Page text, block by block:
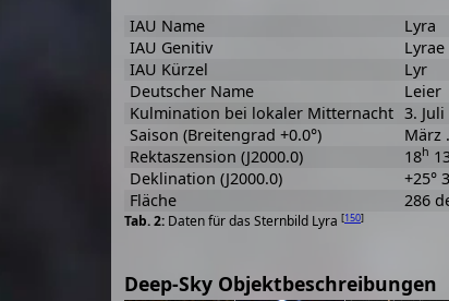
Daten für das Sternbild Lyra [150]
IAU Name
Lyra
IAU Genitiv
Lyrae
IAU Kürzel
Lyr
Deutscher Name
Leier
Kulmination bei lokaler Mitternacht 3. Juli
Saison (Breitengrad +0.0°)
März
Rektaszension (J2000.0)
18h
Deklination (J2000.0)
+25°
Fläche
286
Deep-Sky Objektbeschreibungen